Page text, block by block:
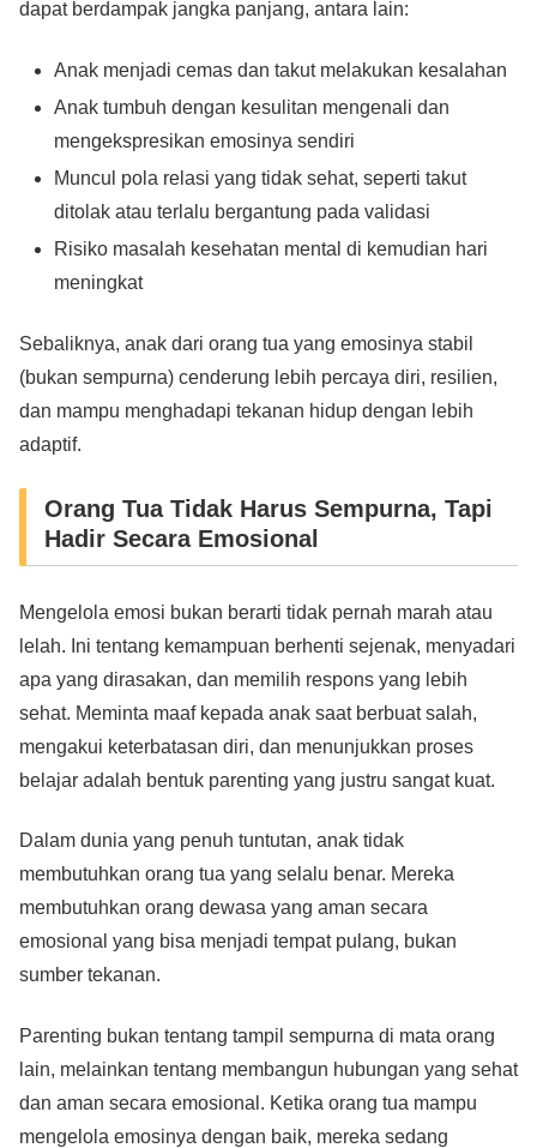
dapat berdampak jangka panjang, antara lain:
Anak menjadi cemas dan takut melakukan kesalahan
Anak tumbuh dengan kesulitan mengenali dan
mengekspresikan emosinya sendiri
Muncul pola relasi yang tidak sehat, seperti takut
ditolak atau terlalu bergantung pada validasi
Risiko masalah kesehatan mental di kemudian hari
meningkat
Sebaliknya, anak dari orang tua yang emosinya stabil
(bukan sempurna) cenderung lebih percaya diri, resilien,
dan mampu menghadapi tekanan hidup dengan lebih
adaptif.
Orang Tua Tidak Harus Sempurna, Tapi
Hadir Secara Emosional
Mengelola emosi bukan berarti tidak pernah marah atau
lelah. Ini tentang kemampuan berhenti sejenak, menyadari
apa yang dirasakan, dan memilih respons yang lebih
sehat. Meminta maaf kepada anak saat berbuat salah,
mengakui keterbatasan diri, dan menunjukkan proses
belajar adalah bentuk parenting yang justru sangat kuat.
Dalam dunia yang penuh tuntutan, anak tidak
membutuhkan orang tua yang selalu benar. Mereka
membutuhkan orang dewasa yang aman secara
emosional yang bisa menjadi tempat pulang, bukan
sumber tekanan.
Parenting bukan tentang tampil sempurna di mata orang
lain, melainkan tentang membangun hubungan yang sehat
dan aman secara emosional. Ketika orang tua mampu
mengelola emosinya dengan baik, mereka sedang